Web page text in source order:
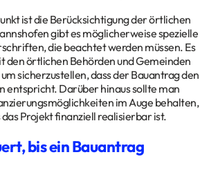
ist die Berücksichtigung der örtlichen
gibt es möglicherweise spezielle
die beachtet werden müssen. Es
den örtlichen Behörden und Gemeinden
sicherzustellen, dass der Bauantrag den
entspricht. Darüber hinaus sollte man
im Auge behalten,
Projekt finanziell realisierbar ist.
bis ein Bauantrag